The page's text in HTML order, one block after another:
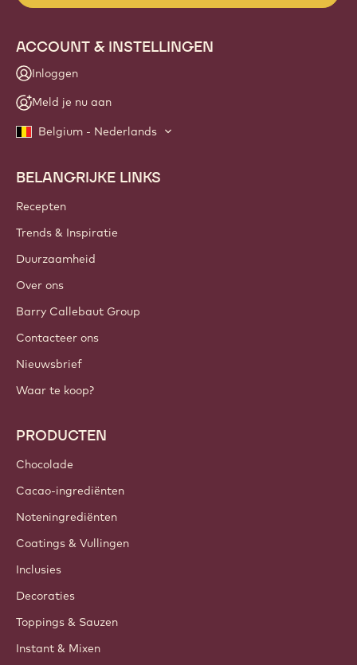
ACCOUNT & INSTELLINGEN
Inloggen
Meld je nu aan
Belgium - Nederlands
Footer
Callebaut
BELANGRIJKE LINKS
Recepten
Trends & Inspiratie
Duurzaamheid
Over ons
Barry Callebaut Group
Contacteer ons
Nieuwsbrief
Waar te koop?
PRODUCTEN
Chocolade
Cacao-ingrediënten
Noteningrediënten
Coatings & Vullingen
Inclusies
Decoraties
Toppings & Sauzen
Instant & Mixen